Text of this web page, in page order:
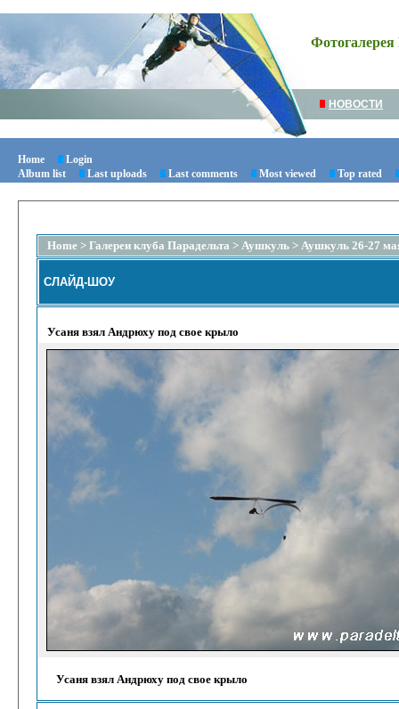
Фотогалерея
НОВОСТИ
Home
Login
Album list
Last uploads Last comments Most viewed Top rated
Home > Галереи клуба Парадельта > Аушкуль > Аушкуль 26-27
СЛАЙД-ШОУ
Усаня взял Андрюху под свое крыло
Усаня взял Андрюху под свое крыло